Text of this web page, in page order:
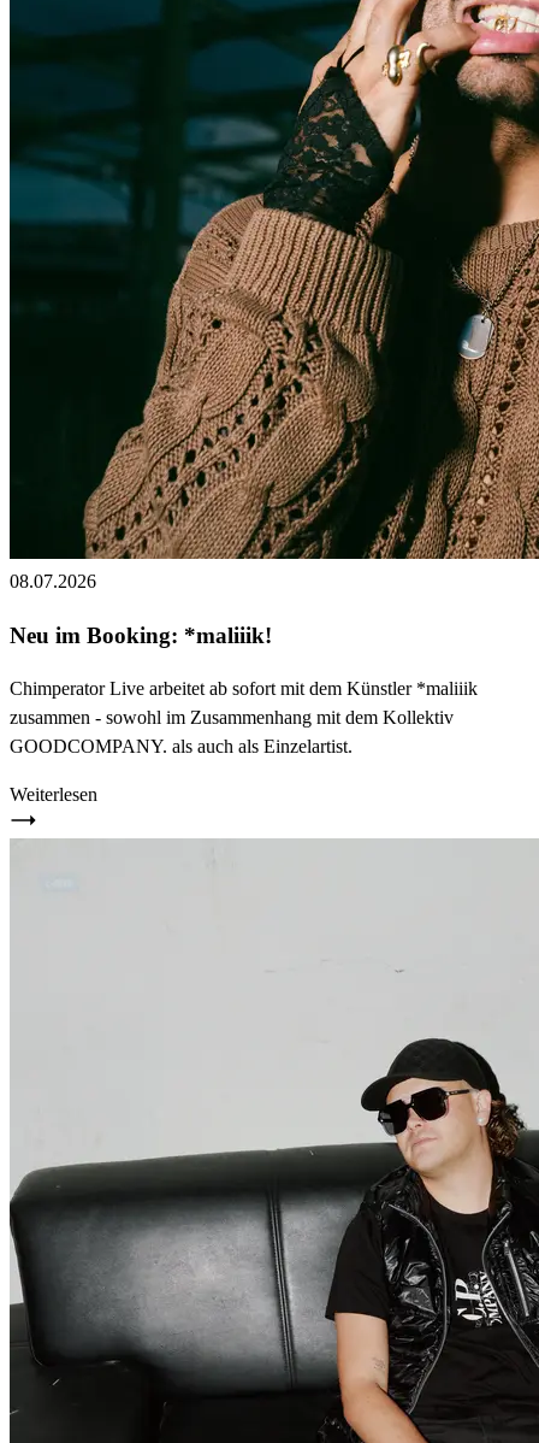
08.07.2026
Neu im Booking: *maliiik!
Chimperator Live arbeitet ab sofort mit dem Künstler *maliiik
zusammen - sowohl im Zusammenhang mit dem Kollektiv
GOODCOMPANY. als auch als Einzelartist.
Weiterlesen